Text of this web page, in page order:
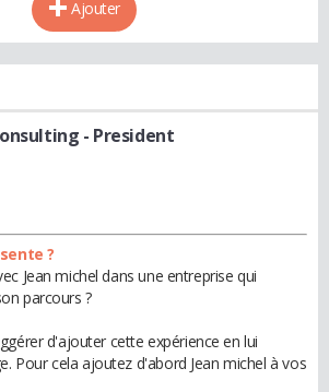
Ajouter
- President
?
Jean michel dans une entreprise qui
parcours ?
d'ajouter cette expérience en lui
Pour cela ajoutez d'abord Jean michel à vos